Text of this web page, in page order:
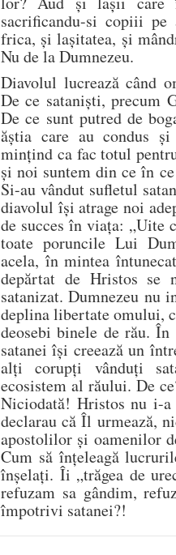
sacrificandu-si copiii
frica, și lașitatea, și
Nu de la Dumnezeu.
Diavolul lucrează când
De ce sataniști, precum
De ce sunt putred de
ăștia care au condus
mințind ca fac totul
și noi suntem din ce în
Si-au vândut sufletul
diavolul își atrage noi
de succes în viața: „Uite
toate poruncile Lui
acela, în mintea
depărtat de Hristos se
satanizat. Dumnezeu nu
deplina libertate omului,
deosebi binele de rău.
satanei își creează un
alți corupți vânduți
ecosistem al răului. De
Niciodată! Hristos nu i-
declarau că Îl urmează,
apostolilor și oamenilor
Cum să înțeleagă
înșelați. Îi „trăgea de
refuzam sa gândim,
împotrivi satanei?!